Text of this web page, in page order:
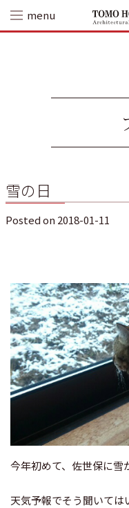
content
menu
雪の日
Posted on 2018-01-11
今年初めて、佐世保に雪
天気予報でそう聞いて